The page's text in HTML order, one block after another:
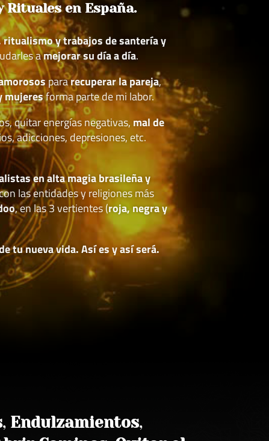
en España.
y trabajos de santería y
amejorar su día a día.
pararecuperar la pareja,
mujeresforma parte de mi labor.
quitar energías negativas, mal de
adicciones, depresiones, etc.
en alta magia brasileña y
las entidades y religiones más
, en las 3 vertientes (roja, negra y
tu nueva vida. Así es y así será.
, Endulzamientos,